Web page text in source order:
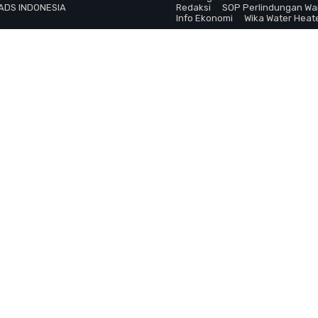
INDONESIA
Redaksi
SOP Perlindungan
Info Ekonomi
Wika Water